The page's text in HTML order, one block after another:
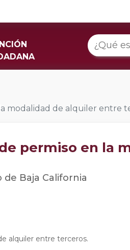
modalidad de alquiler entre
permiso en la
Baja California
alquiler entre terceros.